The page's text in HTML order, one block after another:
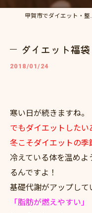
甲賀市でダイ
ダイエット福
2018/01/24
寒い日が続きますね。
でもダイエットしたい
冬こそダイエットの季
冷えている体を温めよ
るんですよ！
基礎代謝がアップして
「脂肪が燃えやすい」